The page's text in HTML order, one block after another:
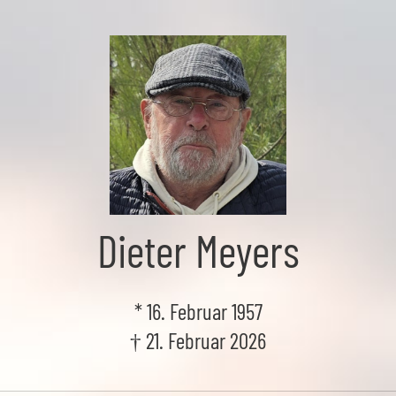
Dieter Meyers
* 16. Februar 1957
† 21. Februar 2026